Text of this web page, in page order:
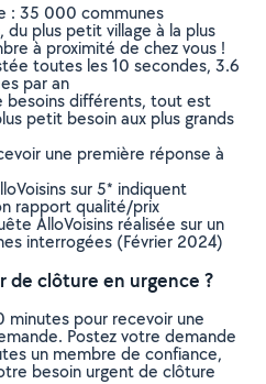
: 35 000 communes
du plus petit village à la plus
à proximité de chez vous !
toutes les 10 secondes, 3.6
par an
besoins différents, tout est
petit besoin aux plus grands
une première réponse à
sur 5* indiquent
rapport qualité/prix
AlloVoisins réalisée sur un
interrogées (Février 2024)
de clôture en urgence ?
minutes pour recevoir une
Postez votre demande
un membre de confiance,
besoin urgent de clôture